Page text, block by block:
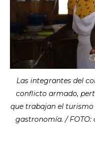
Las integrantes del
conflicto armado,
que trabajan el
gastronomía. / FOTO: